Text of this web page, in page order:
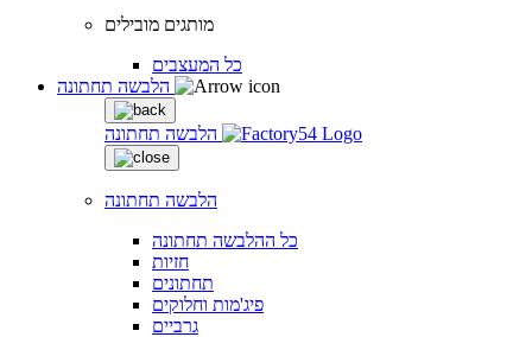
מותגים מובילים
כל המעצבים
הלבשה תחתונה
הלבשה תחתונה
כל ההלבשה תחתונה
חזיות
תחתונים
פיג'מות וחלוקים
גרביים